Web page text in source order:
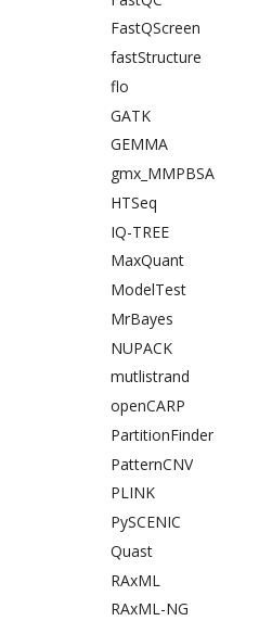
WebMO
XCrySDen
FastQScreen
fastStructure
flo
GATK
GEMMA
gmx_MMPBSA
HTSeq
IQ-TREE
MaxQuant
ModelTest
MrBayes
NUPACK
mutlistrand
openCARP
PartitionFinder
PatternCNV
PLINK
PySCENIC
Quast
RAxML
RAxML-NG